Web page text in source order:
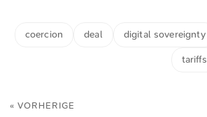
coercion deal digital sovereignty
tariffs
« VORHERIGE